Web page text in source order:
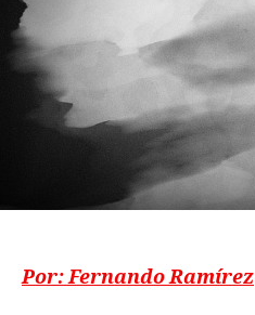
Por: Fernando Ramírez